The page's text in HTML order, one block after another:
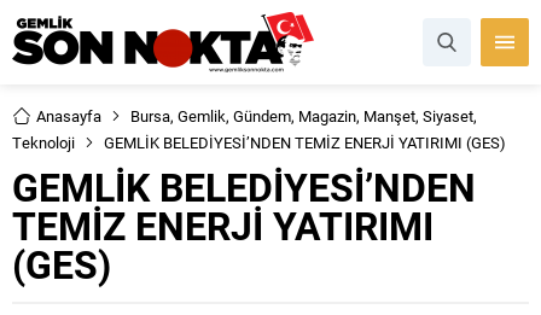
Anasayfa Bursa, Gemlik, Gündem, Magazin, Manşet, Siyaset,
Teknoloji
GEMLİK BELEDİYESİ’NDEN TEMİZ ENERJİ YATIRIMI (GES)
GEMLİK BELEDİYESİ’NDEN
TEMİZ ENERJİ YATIRIMI
(GES)